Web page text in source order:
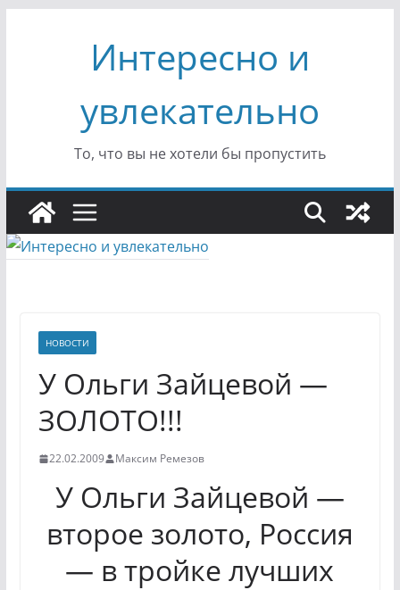
содержимомуИнтересно и
увлекательно
То, что вы не хотели бы пропустить
НОВОСТИ
У Ольги Зайцевой —
ЗОЛОТО!!!
22.02.2009 Максим Ремезов
У Ольги Зайцевой —
второе золото, Россия
— в тройке лучших